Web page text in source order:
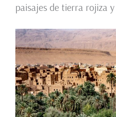
paisajes de tierra rojiza